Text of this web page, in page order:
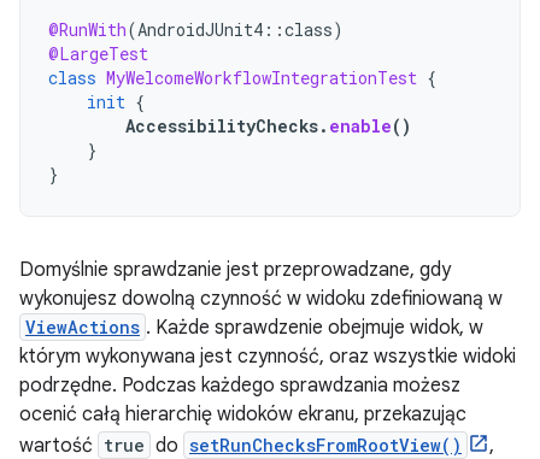
@RunWith(AndroidJUnit4 ::class)
@LargeTest
class MyWelcomeWorkflowIntegrationTest {
init {
AccessibilityChecks. enable()
}
}
Domyślnie sprawdzanie jest przeprowadzane, gdy
wykonujesz dowolną czynność w widoku zdefiniowaną w
ViewActions . Każde sprawdzenie obejmuje widok, w
którym wykonywana jest czynność, oraz wszystkie widoki
podrzędne. Podczas każdego sprawdzania możesz
ocenić całą hierarchię widoków ekranu, przekazując
wartość true do setRunChecksFromRootView()
,